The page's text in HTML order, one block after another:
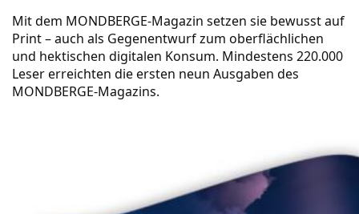
Mit dem MONDBERGE-Magazin setzen sie bewusst auf
Print – auch als Gegenentwurf zum oberflächlichen
und hektischen digitalen Konsum. Mindestens 220.000
Leser erreichten die ersten neun Ausgaben des
MONDBERGE-Magazins.